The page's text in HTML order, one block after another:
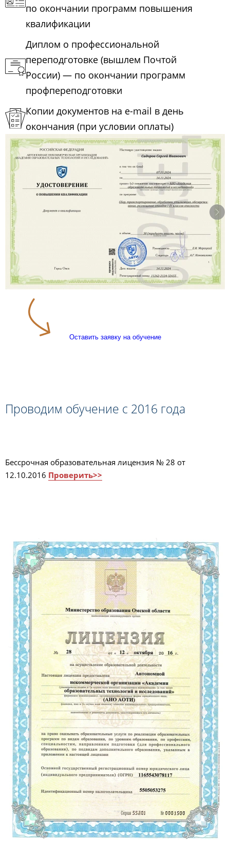
по окончании программ повышения
квалификации
Диплом о профессиональной
переподготовке (вышлем Почтой
России) — по окончании программ
профпереподготовки
Копии документов на e-mail в день
окончания (при условии оплаты)
Оставить заявку на обучение
Проводим обучение с 2016 года
Бессрочная образовательная лицензия № 28 от
12.10.2016 Проверить>>